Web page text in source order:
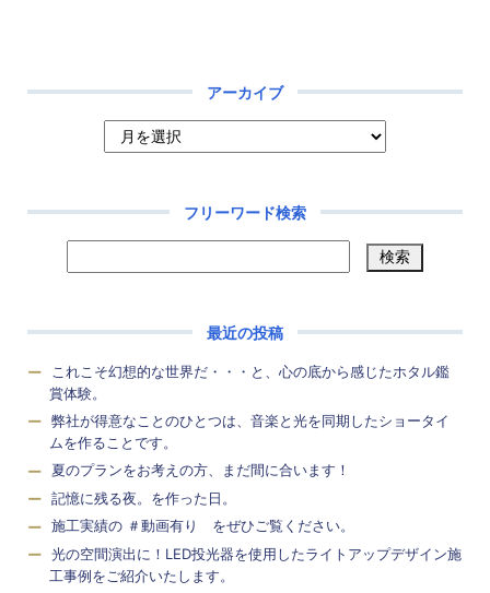
アーカイブ
フリーワード検索
最近の投稿
これこそ幻想的な世界だ・・・と、心の底から感じたホタル鑑
賞体験。
弊社が得意なことのひとつは、音楽と光を同期したショータイ
ムを作ることです。
夏のプランをお考えの方、まだ間に合います！
記憶に残る夜。を作った日。
施工実績の ＃動画有り をぜひご覧ください。
光の空間演出に！LED投光器を使用したライトアップデザイン施
工事例をご紹介いたします。